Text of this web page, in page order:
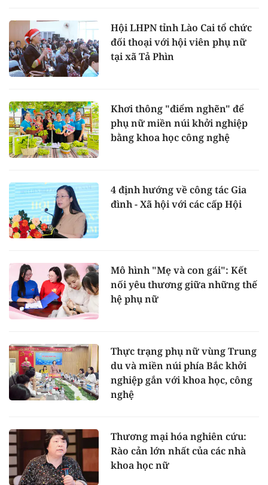
Hội LHPN tỉnh Lào Cai tổ chức
đối thoại với hội viên phụ nữ
tại xã Tả Phìn
Khơi thông "điểm nghẽn" để
phụ nữ miền núi khởi nghiệp
bằng khoa học công nghệ
4 định hướng về công tác Gia
đình - Xã hội với các cấp Hội
Mô hình "Mẹ và con gái": Kết
nối yêu thương giữa những thế
hệ phụ nữ
Thực trạng phụ nữ vùng Trung
du và miền núi phía Bắc khởi
nghiệp gắn với khoa học, công
nghệ
Thương mại hóa nghiên cứu:
Rào cản lớn nhất của các nhà
khoa học nữ